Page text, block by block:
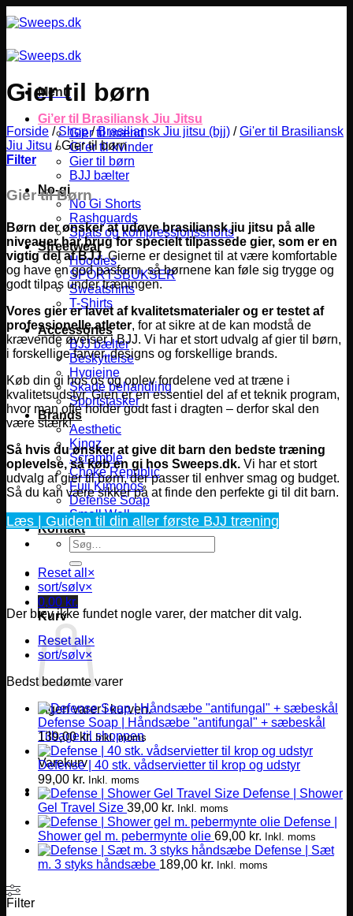
til
Menu
Gi’er til Brasiliansk Jiu Jitsu
Gier til mænd
Gi’er til kvinder
Gier til børn
BJJ bælter
No-gi
No Gi Shorts
Rashguards
Spats og kompressionsshorts
Streetwear
Hoodies
SPORTSBUKSER
Sweatshirts
T-Shirts
Accessories
BJJ bælter
Beskyttelse
Hygiejne
Skade behandling
Sportstasker
Brands
Aesthetic
Kingz
Scramble
Choke Republic
Fuji Kimonos
Defense Soap
Smell Well
Kontakt
Søg
efter:
0,00 kr.
Kurv
Ingen varer i kurven.
Tilbage til shoppen
Varekurv
Gier til børn
Forside / Shop / Brasiliansk Jiu jitsu (bjj) / Gi'er til Brasiliansk
Jiu Jitsu /Gier til børn
Filter
Gier til Børn
Børn der ønsker at udøve brasiliansk jiu jitsu på alle
niveauer har brug for specielt tilpassede gier, som er en
vigtig del af BJJ.Gierne er designet til at være komfortable
og have en god pasform, så børnene kan føle sig trygge og
godt tilpas under træningen.
Vores gier er lavet af kvalitetsmaterialer og er testet af
professionelle atleter, for at sikre at de kan modstå de
krævende øvelser i BJJ. Vi har et stort udvalg af gier til børn,
i forskellige farver, designs og forskellige brands.
Køb din gi hos os og oplev fordelene ved at træne i
kvalitetsudstyr. Gien er en essentiel del af et teknik program,
hvor man ofte holder godt fast i dragten – derfor skal den
være stærk!
Så hvis du ønsker at give dit barn den bedste træning
oplevelse, så køb en gi hos Sweeps.dk. Vi har et stort
udvalg af gier til børn, der passer til enhver smag og budget.
Så du kan være sikker på at finde den perfekte gi til dit barn.
Læs | Guiden til din aller første BJJ træning
Reset all ×
sort/sølv×
Der blev ikke fundet nogle varer, der matcher dit valg.
Reset all×
sort/sølv×
Bedst bedømte varer
Defense Soap | Håndsæbe "antifungal" + sæbeskål
139,00kr. Inkl. moms
Defense | 40 stk. vådservietter til krop og udstyr
99,00 kr. Inkl. moms
Defense | Shower
Gel Travel Size 39,00 kr. Inkl. moms
Defense |
Shower gel m. pebermynte olie 69,00 kr. Inkl. moms
Defense | Sæt
m. 3 styks håndsæbe 189,00 kr. Inkl. moms
Filter